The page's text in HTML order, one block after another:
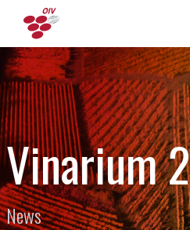
Vinarium
News